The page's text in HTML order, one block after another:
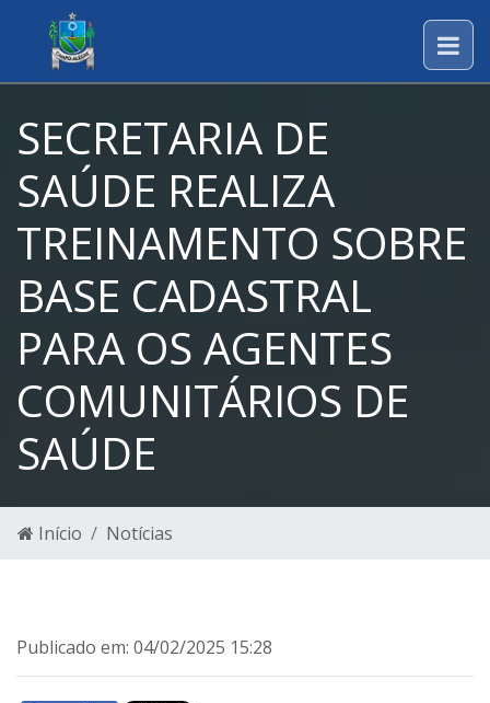
SECRETARIA DE
SAÚDE REALIZA
TREINAMENTO SOBRE
BASE CADASTRAL
PARA OS AGENTES
COMUNITÁRIOS DE
SAÚDE
Início Notícias
Publicado em: 04/02/2025 15:28